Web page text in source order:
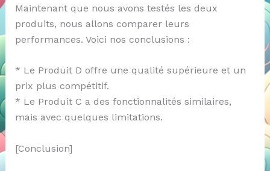
Maintenant que nous avons testés les deux
produits, nous allons comparer leurs
performances. Voici nos conclusions :
* Le Produit D offre une qualité supérieure et un
prix plus compétitif.
* Le Produit C a des fonctionnalités similaires,
mais avec quelques limitations.
[Conclusion]